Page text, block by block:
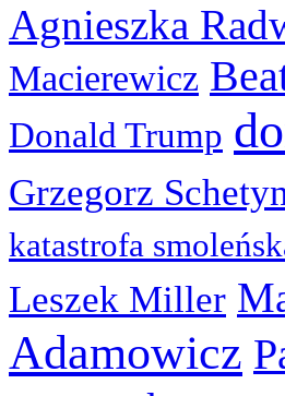
Agnieszka
Macierewicz
Donald Trump
Grzegorz
katastrofa
Leszek Miller
Adamowicz